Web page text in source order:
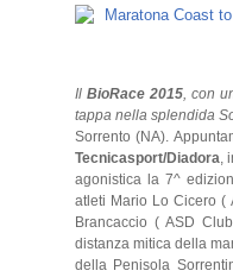
IlBioRace 2015, con
tappa nella splendida
Sorrento (NA).
Tecnicasport/Diadora,
agonistica la 7^
atleti Mario Lo Cicero (
Brancaccio ( ASD
distanza mitica della
della Penisola